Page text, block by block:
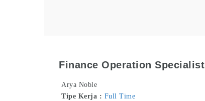
Finance Operation Specialist
Arya Noble
Tipe Kerja : Full Time